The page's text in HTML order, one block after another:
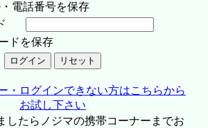
・電話番号を保存
ドを保存
・ログインできない方はこちらから
お試し下さい
したらノジマの携帯コーナーまでお